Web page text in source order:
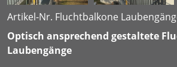
Artikel-Nr. Fluchtbalkone
Optisch ansprechend gestaltete
Laubengänge